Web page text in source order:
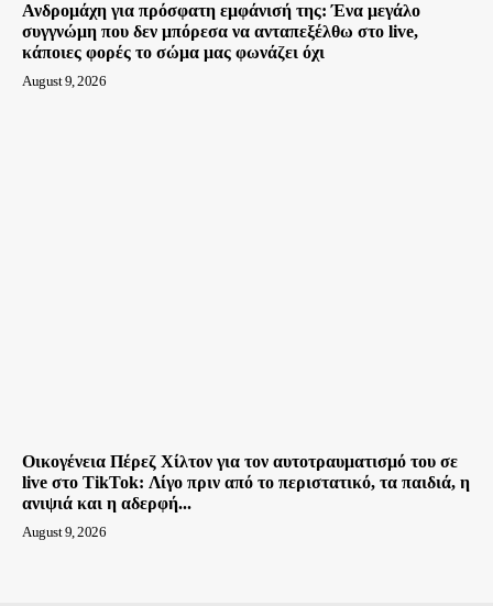
Ανδρομάχη για πρόσφατη εμφάνισή της: Ένα μεγάλο
συγγνώμη που δεν μπόρεσα να ανταπεξέλθω στο live,
κάποιες φορές το σώμα μας φωνάζει όχι
August 9, 2026
Οικογένεια Πέρεζ Χίλτον για τον αυτοτραυματισμό του σε
live στο TikTok: Λίγο πριν από το περιστατικό, τα παιδιά, η
ανιψιά και η αδερφή...
August 9, 2026